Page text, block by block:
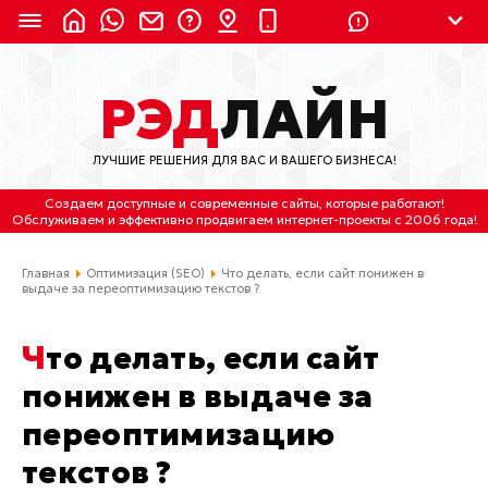
8 (800) 550-9899 (с 2:30 до 11:30 по
Мск)
Бесплатно по России
(4212) 658-653
(4212) 637-673
Отдельный вход \ Левый торец здания
Пн-пт. с 9:30 до 18:30 (по Хбк)
info@lred.ru
РЭДЛАЙН
ЛУЧШИЕ РЕШЕНИЯ ДЛЯ ВАС И ВАШЕГО БИЗНЕСА!
Создаем доступные и современные сайты, которые работают!
Обслуживаем и эффективно продвигаем интернет-проекты с 2006 года!
Главная Оптимизация (SEO)
Что делать, если сайт понижен в
выдаче за переоптимизацию текстов ?
Что делать, если сайт
понижен в выдаче за
переоптимизацию
текстов ?